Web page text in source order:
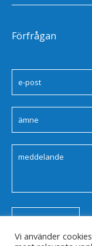
Förfrågan
Vi använder